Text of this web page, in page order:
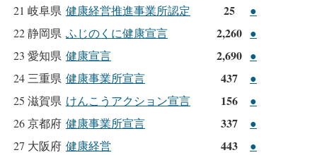
21 岐阜県 健康経営推進事業所認定 25
●
22静岡県 ふじのくに健康宣言 2,260 ●
23 愛知県 健康宣言 2,690 ●
24三重県 健康事業所宣言 437
●
25 滋賀県 けんこうアクション宣言 156
●
26京都府 健康事業所宣言 337
●
27 大阪府 健康経営 443
●